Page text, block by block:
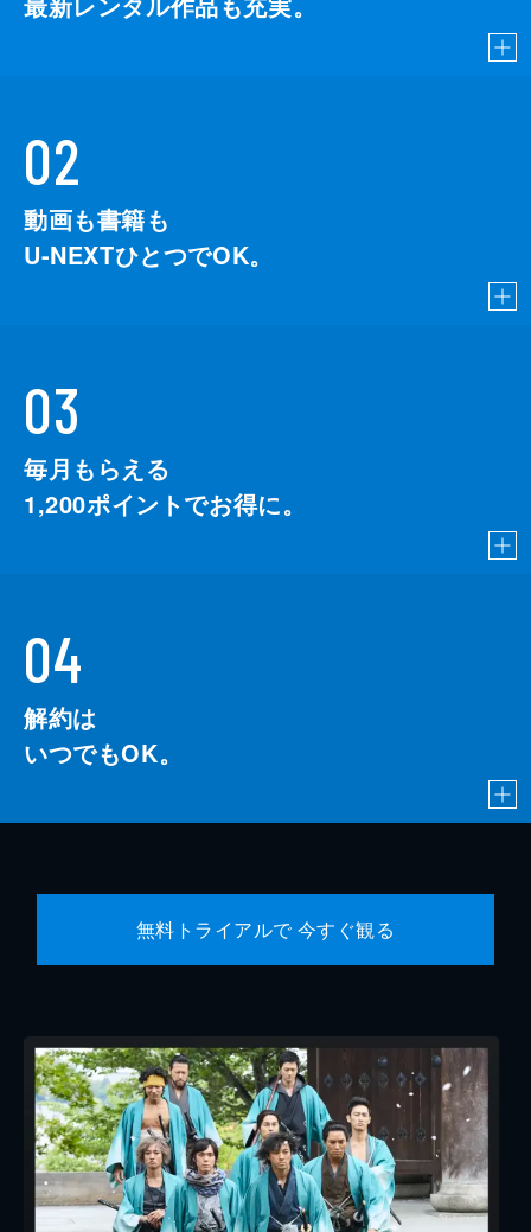
02
動画も書籍も
U-NEXTひとつでOK。
03
毎月もらえる
1,200ポイントでお得に。
04
解約は
いつでもOK。
無料トライアルで 今すぐ観る